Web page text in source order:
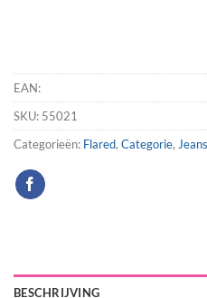
EAN:
SKU: 55021
Categorieën: Flared, Categorie, Jeans
BESCHRIJVING